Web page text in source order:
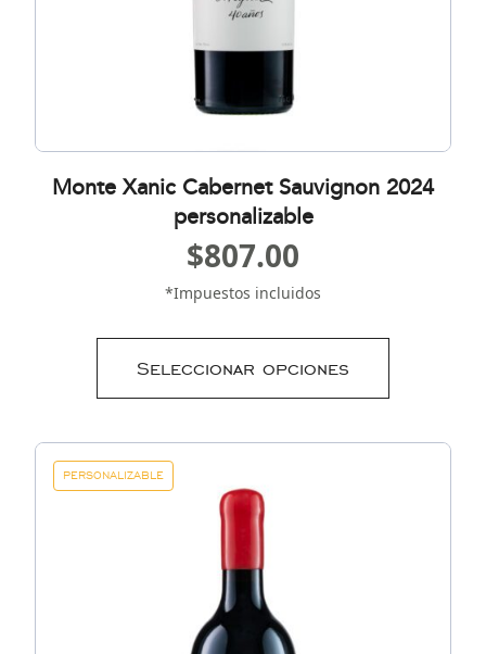
Monte Xanic Cabernet Sauvignon 2024
personalizable
$807.00
*Impuestos incluidos
Seleccionar opciones